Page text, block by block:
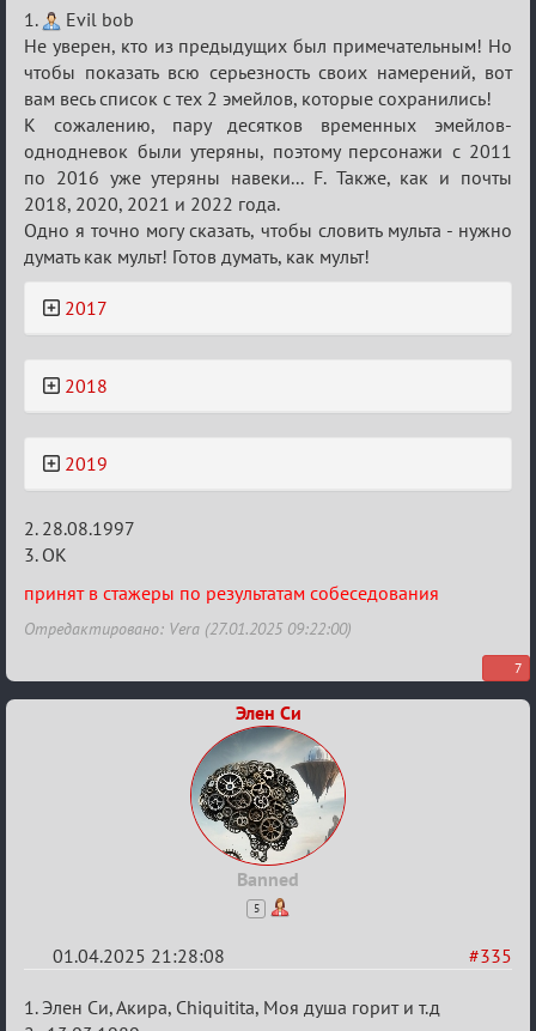
Re:
Заявки
в
Авторитеты²
1.
Evil bob
Не уверен, кто из предыдущих был примечательным! Но
чтобы показать всю серьезность своих намерений, вот
вам весь список с тех 2 эмейлов, которые сохранились!
К сожалению, пару десятков временных эмейлов-
однодневок были утеряны, поэтому персонажи с 2011
по 2016 уже утеряны навеки... F. Также, как и почты
2018, 2020, 2021 и 2022 года.
Одно я точно могу сказать, чтобы словить мульта - нужно
думать как мульт! Готов думать, как мульт!
2017
2018
2019
2. 28.08.1997
3. ОК
принят в стажеры по результатам собеседования
Отредактировано: Vera (27.01.2025 09:22:00)
7
Элен Си
Banned
5
#335
01.04.2025 21:28:08
Re:
1. Элен Си, Акира, Chiquitita, Моя душа горит и т.д